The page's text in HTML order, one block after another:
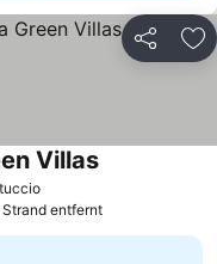
Teilen
Villas
entfernt